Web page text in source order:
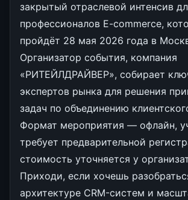
закрытый отраслевой интенсив
профессионалов E-commerce,
пройдёт 28 мая 2026 года в
Организатор события, компания
«РИТЕЙЛДРАЙВЕР», собирает
экспертов рынка для решения
задач по объединению
Формат мероприятия — офлайн,
требует предварительной
стоимость уточняется у
Приходи, если хочешь
архитектуре CRM-систем и